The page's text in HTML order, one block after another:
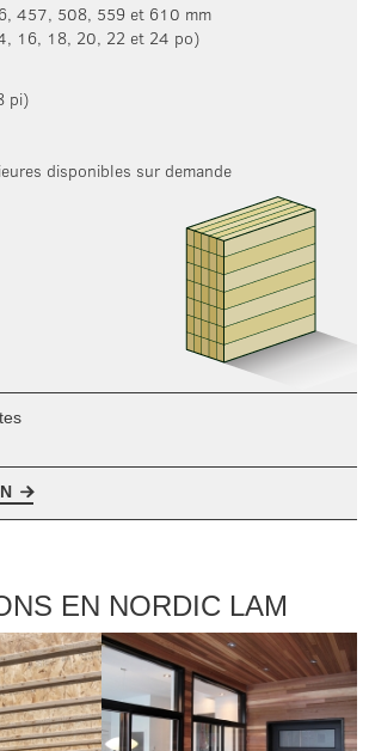
457, 508, 559 et 610 mm
16, 18, 20, 22 et 24 po)
pi)
disponibles sur demande
EN NORDIC LAM